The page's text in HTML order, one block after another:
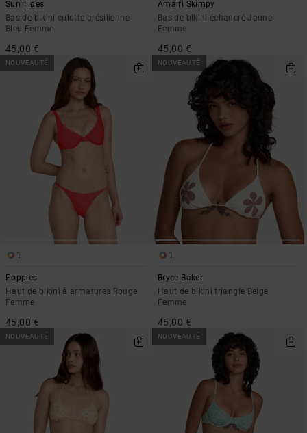
Sun Tides
Bas de bikini culotte brésilienne
Bleu Femme
45,00 €
Amalfi Skimpy
Bas de bikini échancré Jaune
Femme
45,00 €
NOUVEAUTÉ
1
Poppies
Haut de bikini à armatures Rouge
Femme
45,00 €
NOUVEAUTÉ
1
Bryce Baker
Haut de bikini triangle Beige
Femme
45,00 €
NOUVEAUTÉ NOUVEAUTÉ